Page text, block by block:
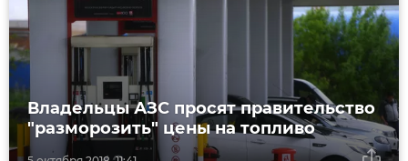
Владельцы АЗС просят правительство
"разморозить" цены на топливо